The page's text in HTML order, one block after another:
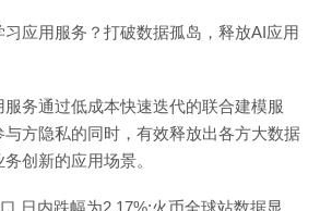
应用服务？打破数据孤岛，释放AI应用
务通过低成本快速迭代的联合建模服
方隐私的同时，有效释放出各方大数据
创新的应用场景。
日内跌幅为2.17%:火币全球站数据显